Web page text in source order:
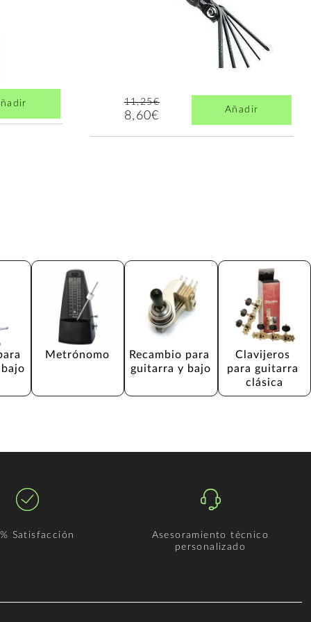
11,25€
8,60€ Añadir
Metrónomo
Recambio para
guitarra y bajo
Clavijeros
para guitarra
clásica
Satisfacción
Asesoramiento técnico
personalizado